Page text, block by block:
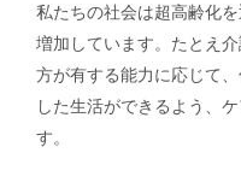
私たちの社会は超高齢化
増加しています。たとえ
方が有する能力に応じて
した生活ができるよう、
す。